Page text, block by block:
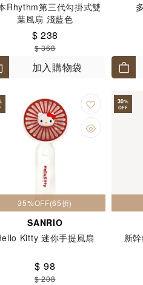
Rhythm第三代勾掛式雙
葉風扇 淺藍色
$ 238
$ 368
加入購物袋
35%OFF(65折)
SANRIO
Kitty 迷你手提風扇
$ 98
$ 208
30%
OFF
新